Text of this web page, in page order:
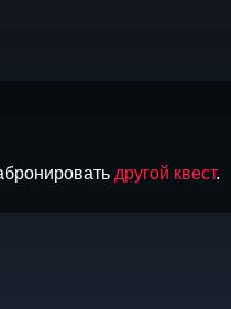
другой квест.